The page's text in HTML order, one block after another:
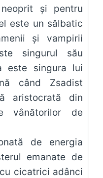
și pentru
este un sălbatic
și vampirii
singurul său
este singura lui
când Zsadist
aristocrată din
vânătorilor de
de energia
emanate de
cicatrici adânci